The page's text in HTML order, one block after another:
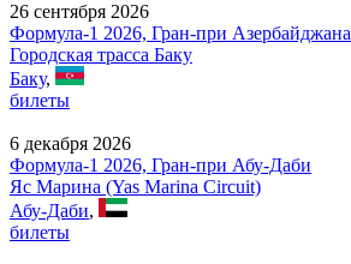
26 сентября 2026
Формула-1 2026, Гран-при Азербайджана
Городская трасса Баку
Баку,
билеты
6 декабря 2026
Формула-1 2026, Гран-при Абу-Даби
Яс Марина (Yas Marina Circuit)
Абу-Даби,
билеты